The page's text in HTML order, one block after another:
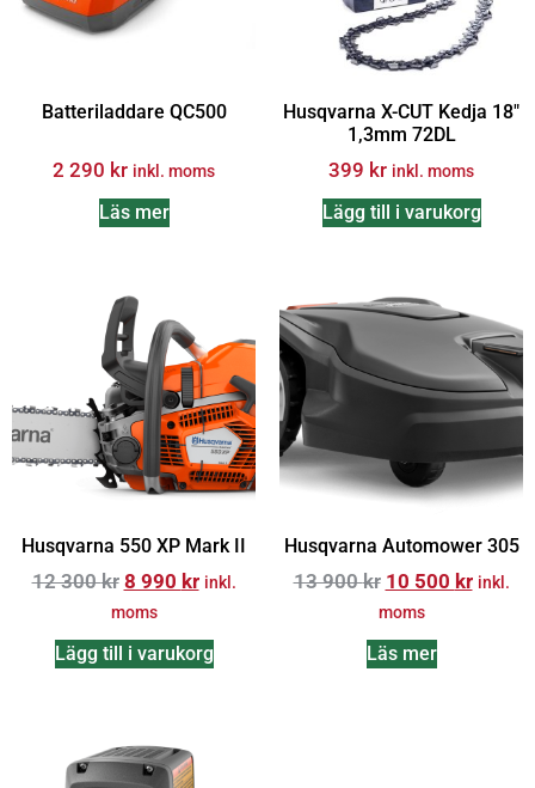
Batteriladdare QC500
2 290 kr inkl. moms
Läs mer
Husqvarna X-CUT Kedja 18″
1,3mm 72DL
399 kr inkl. moms
Lägg till i varukorg
Husqvarna 550 XP Mark II
12 300kr 8 990 kr inkl.
moms
Lägg till i varukorg
Husqvarna Automower 305
13 900kr 10 500 kr inkl.
moms
Läs mer